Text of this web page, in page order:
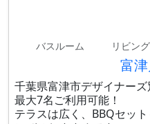
バスルーム リビン
富
千葉県富津市デザイナー
最大7名ご利用可能！
テラスは広く、BBQセッ